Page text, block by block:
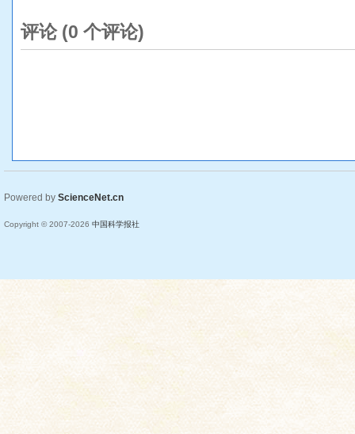
评论 (0 个评论)
Powered by ScienceNet.cn
Copyright © 2007-2026 中国科学报社